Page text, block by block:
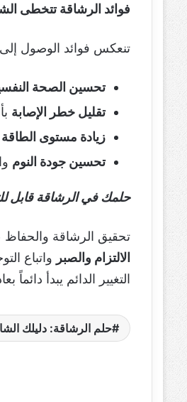
فوائد الرشاقة تتخطى
تنعكس فوائد الوصول
تحسين الصحة
تقليل خطر الإصابة
زيادة مستوى الطاقة
تحسين جودة النوم
حلمك في الرشاقة قابل
تحقيق الرشاقة
الالتزام والصبر واتباع
التغيير الدائم يبدأ
حلم الرشاقة: دليلك